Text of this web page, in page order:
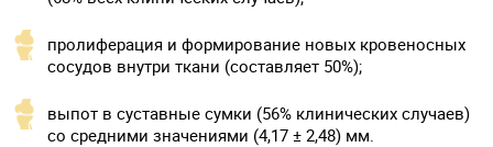
пролиферация и формирование новых кровеносных
сосудов внутри ткани (составляет 50%);
выпот в суставные сумки (56% клинических случаев)
со средними значениями (4,17 ± 2,48) мм.